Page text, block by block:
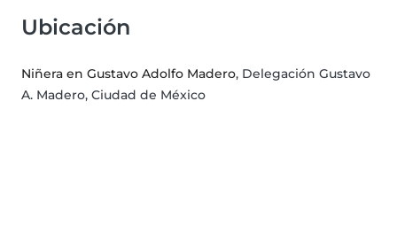
Ubicación
Niñera en Gustavo Adolfo Madero, Delegación Gustavo
A. Madero, Ciudad de México